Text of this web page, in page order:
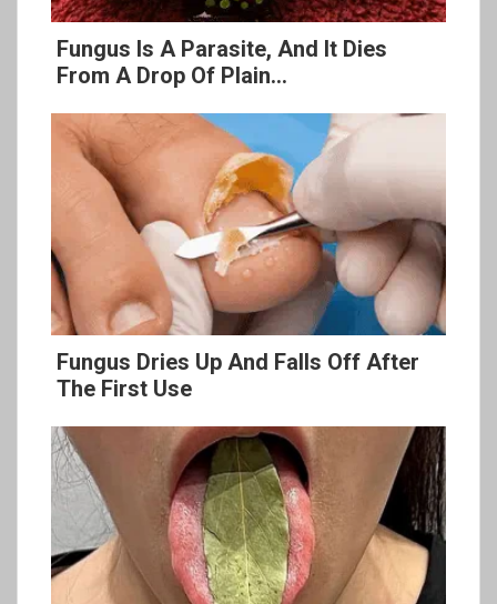
Fungus Is A Parasite, And It Dies
From A Drop Of Plain...
Fungus Dries Up And Falls Off After
The First Use